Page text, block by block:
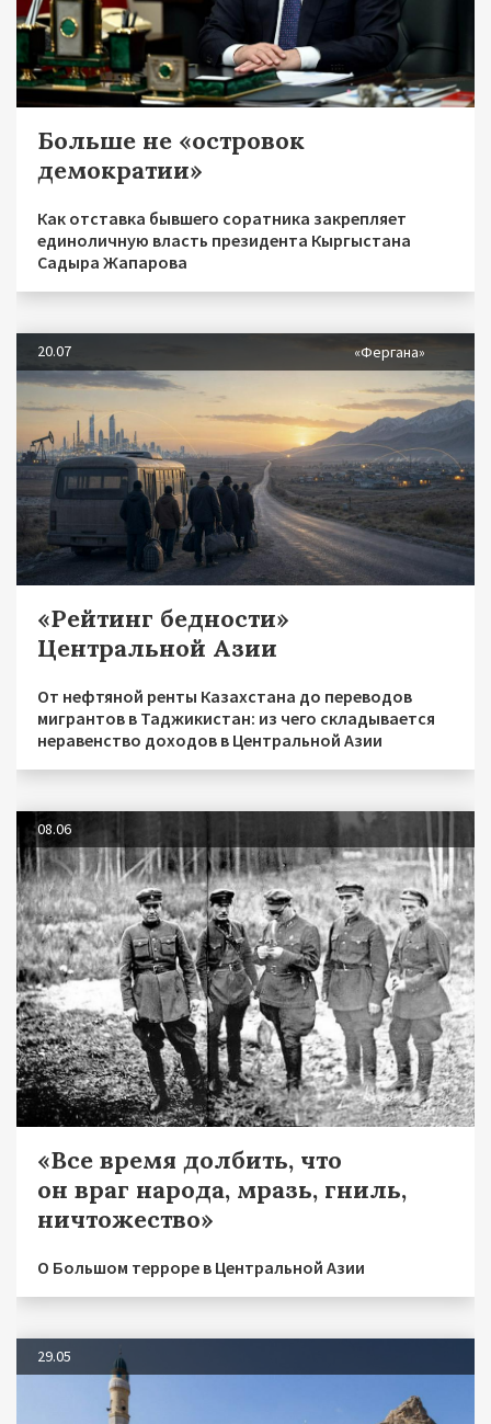
Больше не «островок
демократии»
Как отставка бывшего соратника закрепляет
единоличную власть президента Кыргыстана
Садыра Жапарова
20.07 «Фергана»
«Рейтинг бедности»
Центральной Азии
От нефтяной ренты Казахстана до переводов
мигрантов в Таджикистан: из чего складывается
неравенство доходов в Центральной Азии
08.06
«Все время долбить, что
он враг народа, мразь, гниль,
ничтожество»
О Большом терроре в Центральной Азии
29.05